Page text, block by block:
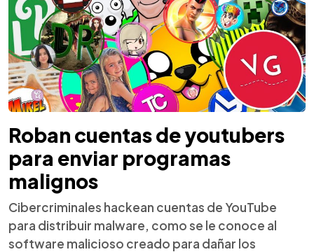
Roban cuentas de youtubers
para enviar programas
malignos
Cibercriminales hackean cuentas de YouTube
para distribuir malware, como se le conoce al
software malicioso creado para dañar los